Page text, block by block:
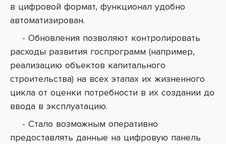
в цифровой формат, функционал удобно
автоматизирован.
- Обновления позволяют контролировать
расходы развития госпрограмм (например,
реализацию объектов капитального
строительства) на всех этапах их жизненного
цикла от оценки потребности в их создании до
ввода в эксплуатацию.
- Стало возможным оперативно
предоставлять данные на цифровую панель